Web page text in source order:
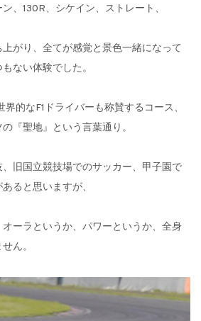
、130R、シケイン、ストレート、
がり、全てが感覚と景色一緒になって
ない体験でした。
界的なF1ドライバーも称賛するコース、
『聖地』という言葉通り。
旧国立競技場でのサッカー、甲子園で
ると思いますが、
ーラというか、パワーというか、全身
ん。